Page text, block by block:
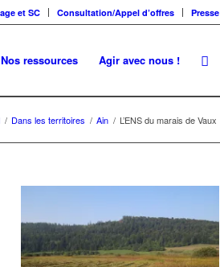
et SC Consultation/Appel d’offres Presse
Nos ressources Agir avec nous !
/ Dans les territoires / Ain / L’ENS du marais de Vaux